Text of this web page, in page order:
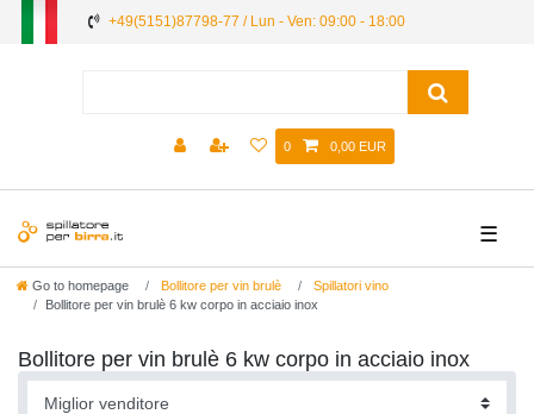
+49(5151)87798-77 / Lun - Ven: 09:00 - 18:00
0 0,00 EUR
☰
Go to homepage Bollitore per vin brulè
Spillatori vino
Bollitore per vin brulè 6 kw сorpo in acciaio inox
Bollitore per vin brulè 6 kw сorpo in acciaio inox